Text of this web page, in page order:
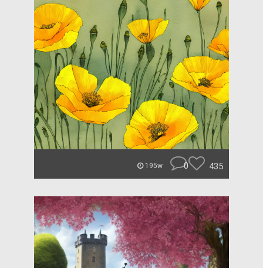
195w 0 435